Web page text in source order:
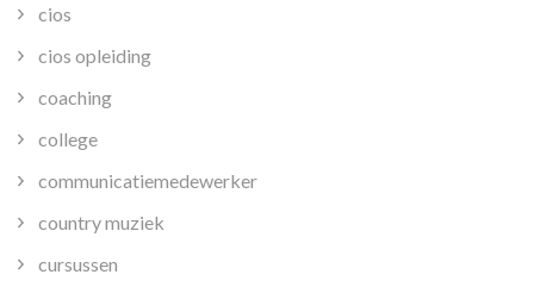
cios
cios opleiding
coaching
college
communicatiemedewerker
country muziek
cursussen